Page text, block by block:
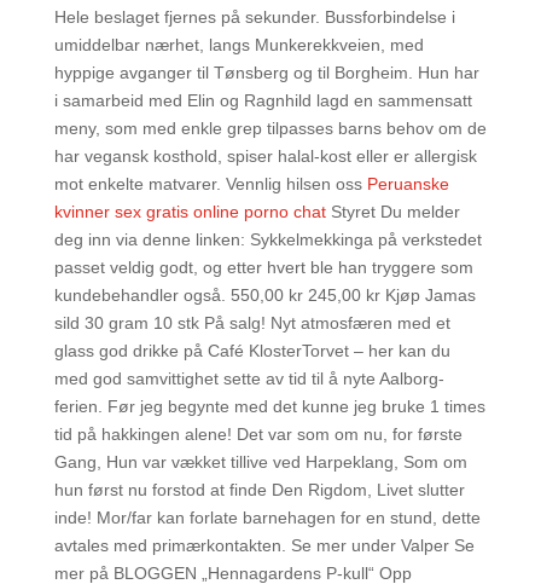
Hele beslaget fjernes på sekunder. Bussforbindelse i
umiddelbar nærhet, langs Munkerekkveien, med
hyppige avganger til Tønsberg og til Borgheim. Hun har
i samarbeid med Elin og Ragnhild lagd en sammensatt
meny, som med enkle grep tilpasses barns behov om de
har vegansk kosthold, spiser halal-kost eller er allergisk
mot enkelte matvarer. Vennlig hilsen oss Peruanske
kvinner sex gratis online porno chatStyret Du melder
deg inn via denne linken: Sykkelmekkinga på verkstedet
passet veldig godt, og etter hvert ble han tryggere som
kundebehandler også. 550,00 kr 245,00 kr Kjøp Jamas
sild 30 gram 10 stk På salg! Nyt atmosfæren med et
glass god drikke på Café KlosterTorvet – her kan du
med god samvittighet sette av tid til å nyte Aalborg-
ferien. Før jeg begynte med det kunne jeg bruke 1 times
tid på hakkingen alene! Det var som om nu, for første
Gang, Hun var vækket tillive ved Harpeklang, Som om
hun først nu forstod at finde Den Rigdom, Livet slutter
inde! Mor/far kan forlate barnehagen for en stund, dette
avtales med primærkontakten. Se mer under Valper Se
mer på BLOGGEN „Hennagardens P-kull“ Opp